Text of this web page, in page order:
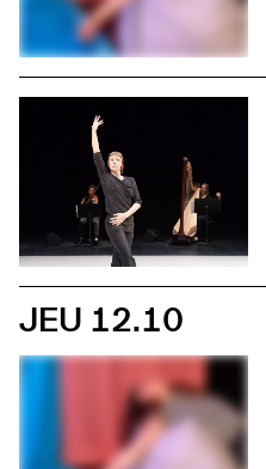
JEU 12.10